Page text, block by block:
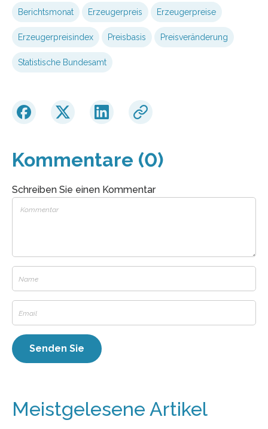
Berichtsmonat Erzeugerpreis Er­zeuger­preise
Erzeugerpreisindex Preisbasis Preisveränderung
Statistische Bundesamt
Kommentare (0)
Schreiben Sie einen Kommentar
Meistgelesene Artikel